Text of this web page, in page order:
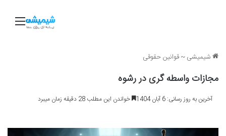
شیمیشی~قوانین حقوقی
مجازات واسطه گری در رشوه
آخرین به روز رسانی: 6 آبان 1404 خواندن این مطلب 28 دقیقه زمان میبرد